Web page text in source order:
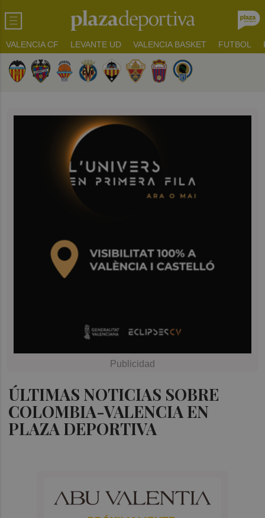
VALENCIA CF LEVANTE UD VALENCIA BASKET FUTBOL
ÚLTIMAS NOTICIAS SOBRE
COLOMBIA-VALENCIA EN
PLAZA DEPORTIVA